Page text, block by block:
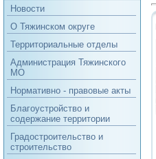
Новости
О Тяжинском округе
Территориальные отделы
Администрация Тяжинского
МО
Нормативно - правовые акты
Благоустройство и
содержание территории
Градостроительство и
строительство